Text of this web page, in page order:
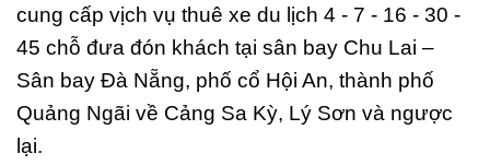
cung cấp vịch vụ thuê xe du lịch 4 - 7 - 16 - 30 -
45 chỗ đưa đón khách tại sân bay Chu Lai –
Sân bay Đà Nẵng, phố cổ Hội An, thành phố
Quảng Ngãi về Cảng Sa Kỳ, Lý Sơn và ngược
lại.